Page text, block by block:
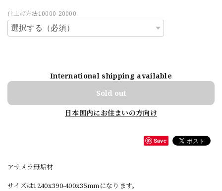
仕上げ方法10000-20000
International shipping available
Sold out
日本国内にお住まいの方向け
Save
アサメラ無垢材
サイズは1240x390-400x35mmになります。